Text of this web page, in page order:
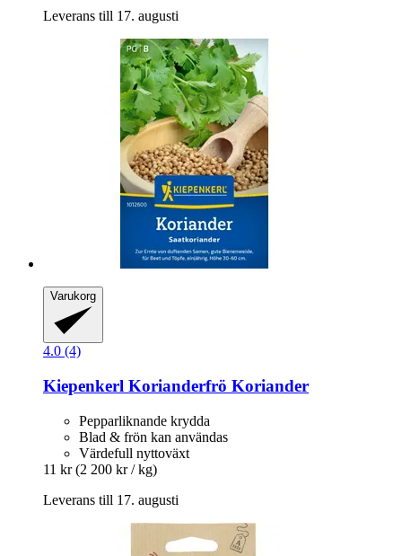
Leverans till 17. augusti
Varukorg
4.0 (4)
Kiepenkerl Korianderfrö Koriander
Pepparliknande krydda
Blad & frön kan användas
Värdefull nyttoväxt
11 kr (2 200 kr / kg)
Leverans till 17. augusti